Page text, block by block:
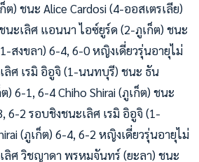
) ชนะ Alice Cardosi (4-ออสเตรเลีย)
นะเลิศ แอนนา ไอซ์ยูร์ด (2-ภูเก็ต) ชนะ
สงขลา) 6-4, 6-0 หญิงเดี่ยวรุ่นอายุไม่
ลิศ เรมิ อิอูจิ (1-นนทบุรี) ชนะ ธัน
6-1, 6-4 Chiho Shirai (ภูเก็ต) ชนะ
6-2 รอบชิงชนะเลิศ เรมิ อิอูจิ (1-
(ภูเก็ต) 6-4, 6-2 หญิงเดี่ยวรุ่นอายุไม่
ลิศ วิชญาดา พรหมจันทร์ (ยะลา) ชนะ